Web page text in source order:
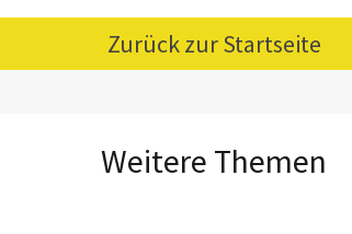
Zurück zur Startseite
Weitere Themen